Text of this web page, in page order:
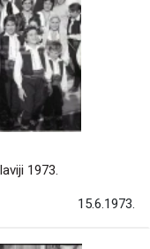
1973.
15.6.1973.